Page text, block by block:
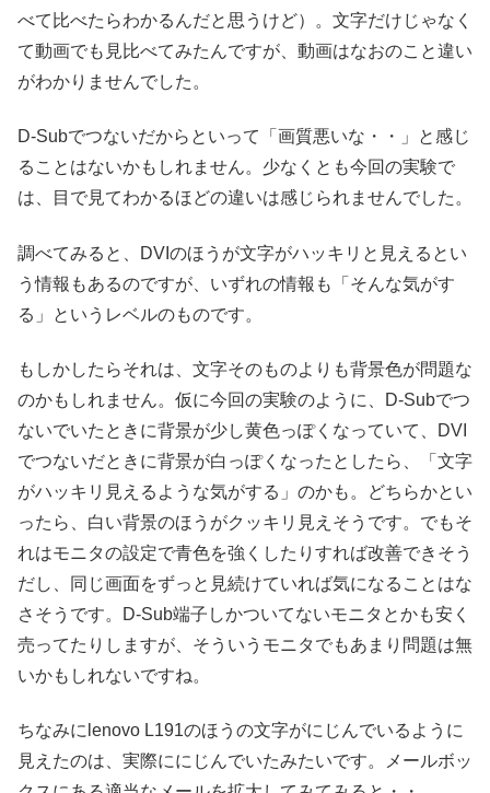
べて比べたらわかるんだと思うけど）。文字だけじゃなく
て動画でも見比べてみたんですが、動画はなおのこと違い
がわかりませんでした。
D-Subでつないだからといって「画質悪いな・・」と感じ
ることはないかもしれません。少なくとも今回の実験で
は、目で見てわかるほどの違いは感じられませんでした。
調べてみると、DVIのほうが文字がハッキリと見えるとい
う情報もあるのですが、いずれの情報も「そんな気がす
る」というレベルのものです。
もしかしたらそれは、文字そのものよりも背景色が問題な
のかもしれません。仮に今回の実験のように、D-Subでつ
ないでいたときに背景が少し黄色っぽくなっていて、DVI
でつないだときに背景が白っぽくなったとしたら、「文字
がハッキリ見えるような気がする」のかも。どちらかとい
ったら、白い背景のほうがクッキリ見えそうです。でもそ
れはモニタの設定で青色を強くしたりすれば改善できそう
だし、同じ画面をずっと見続けていれば気になることはな
さそうです。D-Sub端子しかついてないモニタとかも安く
売ってたりしますが、そういうモニタでもあまり問題は無
いかもしれないですね。
ちなみにlenovo L191のほうの文字がにじんでいるように
見えたのは、実際ににじんでいたみたいです。メールボッ